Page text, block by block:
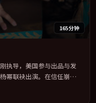
165分钟
执导，美国参与出品与发
幂联袂出演。在信任崩塌
在内地院线及主流平台同